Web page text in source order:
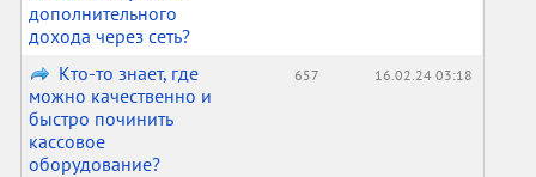
дополнительного
дохода через сеть?
Кто-то знает, где
можно качественно и
быстро починить
кассовое
оборудование?
657 16.02.24 03:18